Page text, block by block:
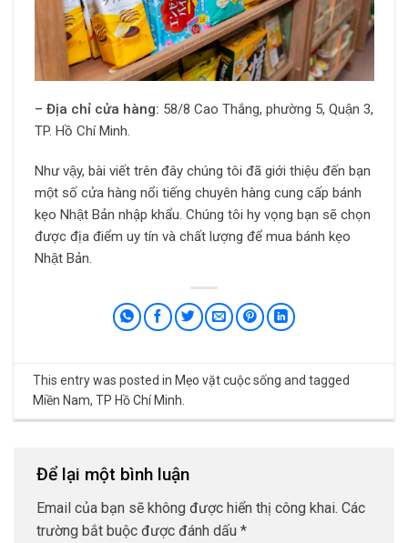
– Địa chỉ cửa hàng: 58/8 Cao Thắng, phường 5, Quận 3,
TP. Hồ Chí Minh.
Như vậy, bài viết trên đây chúng tôi đã giới thiệu đến bạn
một số cửa hàng nổi tiếng chuyên hàng cung cấp bánh
kẹo Nhật Bản nhập khẩu. Chúng tôi hy vọng bạn sẽ chọn
được địa điểm uy tín và chất lượng để mua bánh kẹo
Nhật Bản.
This entry was posted in Mẹo vặt cuộc sống and tagged
Miền Nam, TP Hồ Chí Minh.
Để lại một bình luận
Email của bạn sẽ không được hiển thị công khai. Các
trường bắt buộc được đánh dấu *